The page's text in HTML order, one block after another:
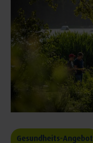
Gesundheits-Angebot